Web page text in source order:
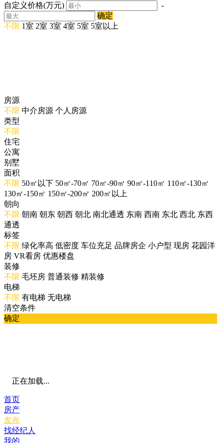
自定义价格(万元)
-
确定
不限 1室 2室 3室 4室 5室 5室以上
房源
不限 中介房源 个人房源
类型
不限
住宅
公寓
别墅
面积
不限 50㎡以下 50㎡-70㎡ 70㎡-90㎡ 90㎡-110㎡ 110㎡-130㎡
130㎡-150㎡ 150㎡-200㎡ 200㎡以上
朝向
不限 朝南 朝东 朝西 朝北 南北通透 东南 西南 东北 西北 东西
通透
标签
不限 绿化率高 低密度 车位充足 品牌房企 小户型 现房 花园洋
房 VR看房 优惠楼盘
装修
不限 毛坯房 普通装修 精装修
电梯
不限 有电梯 无电梯
清空条件
确定
正在加载...
首页
房产
发布
找经纪人
我的